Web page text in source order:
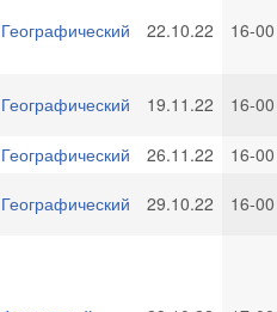
Географический 22.10.22 16-00
Географический 19.11.22 16-00
Географический 26.11.22
16-00
Географический 29.10.22 16-00